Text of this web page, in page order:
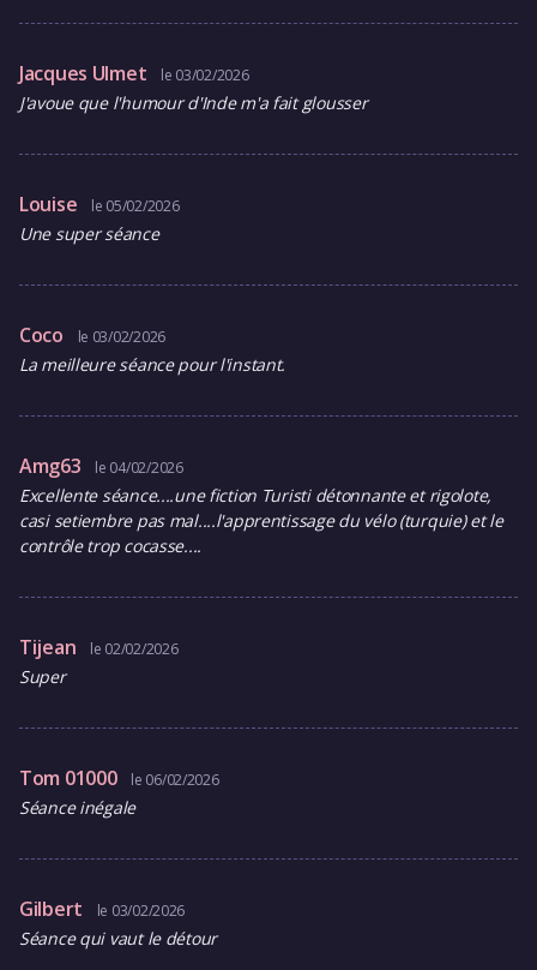
Jacques Ulmet le 03/02/2026
J'avoue que l'humour d'Inde m'a fait glousser
Louise le 05/02/2026
Une super séance
Coco le 03/02/2026
La meilleure séance pour l'instant.
Amg63 le 04/02/2026
Excellente séance....une fiction Turisti détonnante et rigolote,
casi setiembre pas mal....l'apprentissage du vélo (turquie) et le
contrôle trop cocasse....
Tijean le 02/02/2026
Super
Tom 01000 le 06/02/2026
Séance inégale
Gilbert le 03/02/2026
Séance qui vaut le détour